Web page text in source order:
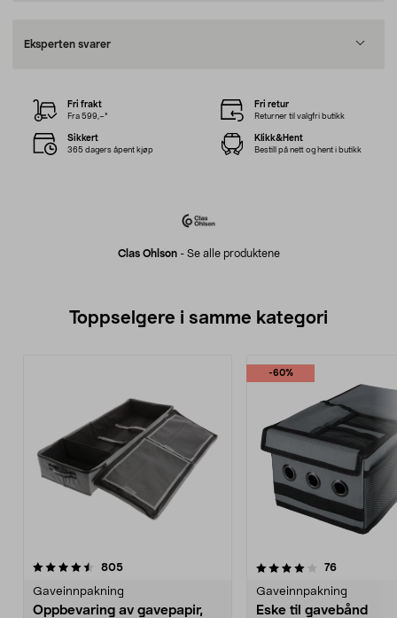
Eksperten svarer
Clas Ohlson- Se alle produktene
Fri frakt
Fra 599,–*
Fri retur
Returner til valgfri butikk
Sikkert
365 dagers åpent kjøp
Klikk&Hent
Bestill på nett og hent i butikk
Toppselgere i samme kategori
805anmeldelser
Gaveinnpakning
Oppbevaring av gavepapir,
-60%
4.0 av 5 stjerner 76
Gaveinnpakning
Eske til gavebånd
4.5 av 5 stjerner